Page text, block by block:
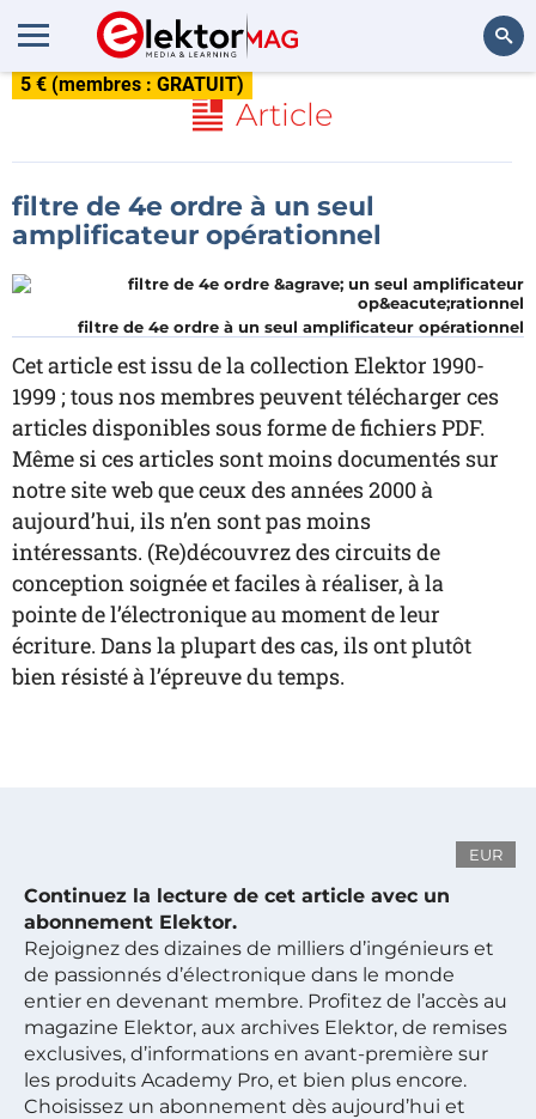
5 € (membres : GRATUIT)
Article
filtre de 4e ordre à un seul
amplificateur opérationnel
filtre de 4e ordre à un seul amplificateur opérationnel
Cet article est issu de la collection Elektor 1990-
1999 ; tous nos membres peuvent télécharger ces
articles disponibles sous forme de fichiers PDF.
Même si ces articles sont moins documentés sur
notre site web que ceux des années 2000 à
aujourd’hui, ils n’en sont pas moins
intéressants. (Re)découvrez des circuits de
conception soignée et faciles à réaliser, à la
pointe de l’électronique au moment de leur
écriture. Dans la plupart des cas, ils ont plutôt
bien résisté à l’épreuve du temps.
EUR
Continuez la lecture de cet article avec un
abonnement Elektor.
Rejoignez des dizaines de milliers d’ingénieurs et
de passionnés d’électronique dans le monde
entier en devenant membre. Profitez de l’accès au
magazine Elektor, aux archives Elektor, de remises
exclusives, d’informations en avant-première sur
les produits Academy Pro, et bien plus encore.
Choisissez un abonnement dès aujourd’hui et